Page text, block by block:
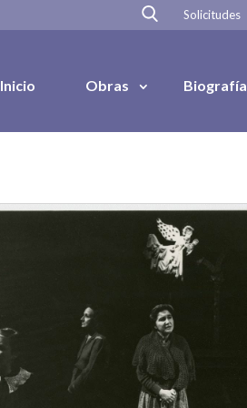
Solicitudes
Inicio Obras Biografía